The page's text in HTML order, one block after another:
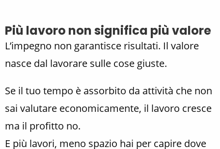
Più lavoro non significa più valore
L’impegno non garantisce risultati. Il valore
nasce dal lavorare sulle cose giuste.
Se il tuo tempo è assorbito da attività che non
sai valutare economicamente, il lavoro cresce
ma il profitto no.
E più lavori, meno spazio hai per capire dove